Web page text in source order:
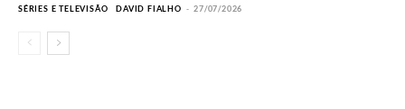
SÉRIES E TELEVISÃO DAVID FIALHO - 27/07/2026